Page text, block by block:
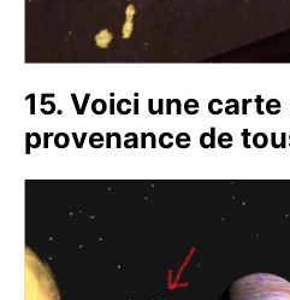
15. Voici une
provenance de